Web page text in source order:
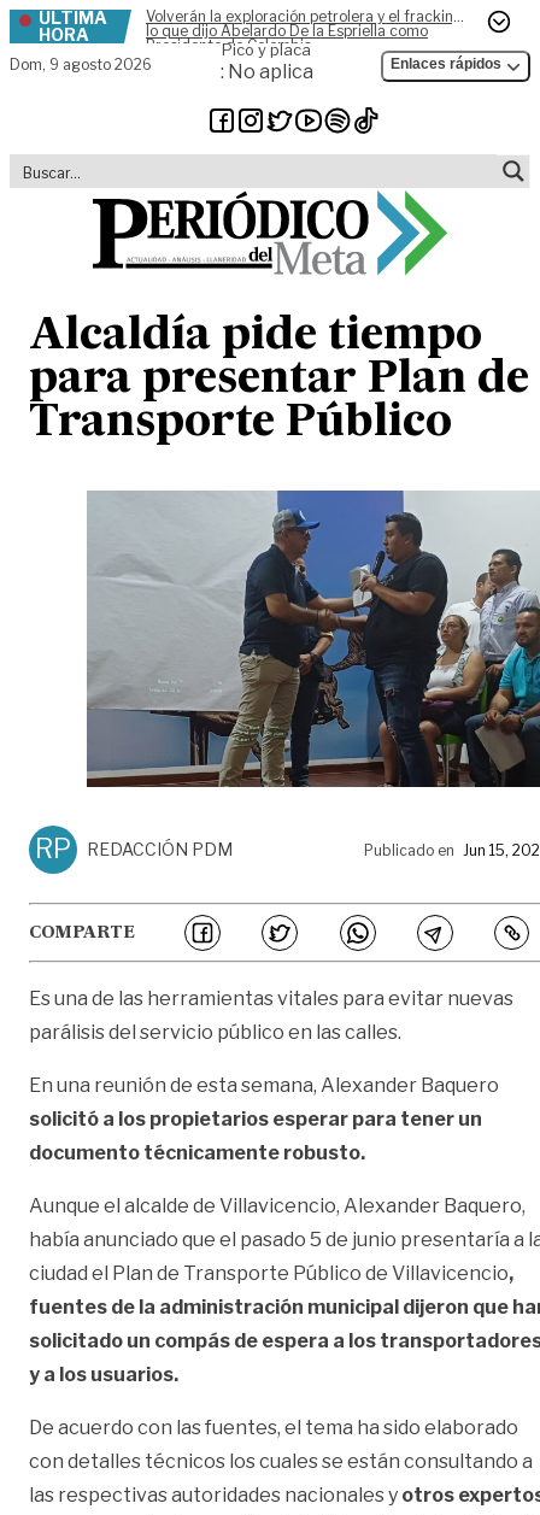
Skip to content
ÚLTIMA
HORA
Volverán la exploración petrolera y el fracking,
lo que dijo Abelardo De la Espriella como
Presidente de Colombia
Dom, 9 agosto 2026
Pico y placa
: No aplica Enlaces rápidos
Alcaldía pide tiempo
para presentar Plan de
Transporte Público
RP REDACCIÓN PDM Publicado en Jun 15,
COMPARTE
Es una de las herramientas vitales para evitar nuevas
parálisis del servicio público en las calles.
En una reunión de esta semana, Alexander Baquero
solicitó a los propietarios esperar para tener un
documento técnicamente robusto.
Aunque el alcalde de Villavicencio, Alexander Baquero,
había anunciado que el pasado 5 de junio presentaría a
ciudad el Plan de Transporte Público de Villavicencio,
fuentes de la administración municipal dijeron que
solicitado un compás de espera a los
y a los usuarios.
De acuerdo con las fuentes, el tema ha sido elaborado
con detalles técnicos los cuales se están consultando a
las respectivas autoridades nacionales y otros